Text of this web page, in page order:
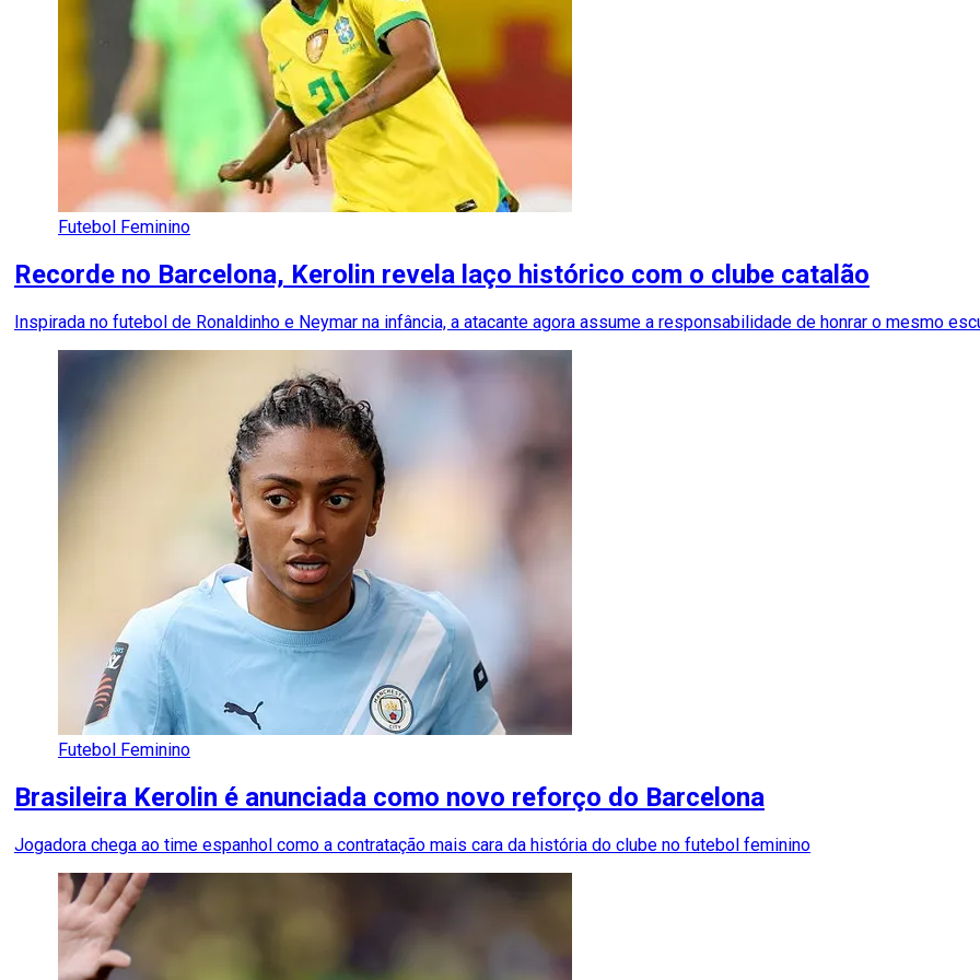
Futebol Feminino
Recorde no Barcelona, Kerolin revela laço histórico com o clube catalão
Inspirada no futebol de Ronaldinho e Neymar na infância, a atacante agora assume a responsabilidade de honrar o mesmo
Futebol Feminino
Brasileira Kerolin é anunciada como novo reforço do Barcelona
Jogadora chega ao time espanhol como a contratação mais cara da história do clube no futebol feminino